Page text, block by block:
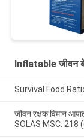
Inflatable जीवन
Survival Food
जीवन रक्षक विमान
SOLAS MSC. 218